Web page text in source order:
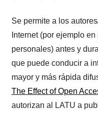
Se permite a los
Internet (por ejemplo
personales) antes y
que puede conducir a
mayor y más rápida
The Effect of Open
autorizan al LATU a